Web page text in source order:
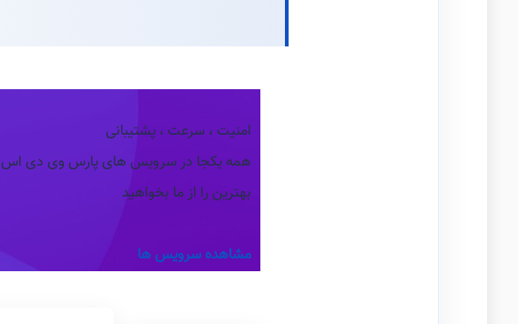
امنیت ، سرعت ، پشتیبانی
همه یکجا در سرویس های پارس وی دی اس
بهترین را از ما بخواهید
مشاهده سرویس ها